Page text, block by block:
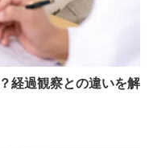
経過観察との違いを解